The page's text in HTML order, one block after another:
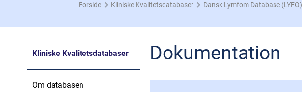
Forside Kliniske Kvalitetsdatabaser Dansk Lymfom Database (LYFO)
Kliniske Kvalitetsdatabaser
Om databasen
Dokumentation